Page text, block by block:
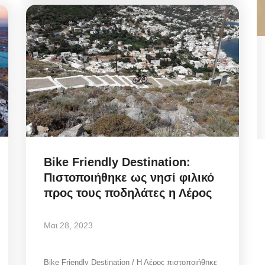
Bike Friendly Destination:
Πιστοποιήθηκε ως νησί φιλικό
προς τους ποδηλάτες η Λέρος
Μαι 28, 2023
Bike Friendly Destination / Η Λέρος πιστοποιήθηκε
Police Misconduct: Συνελήφθη
αστυνομικός στην Μύκονο,
για...
Αυγ 6, 2026
Police Misconduct / Στην Μύκονο, συνελήφθη
αστυνομικός, που υπηρετεί στη Γενική...